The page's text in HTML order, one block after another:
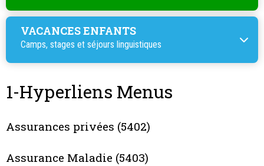
VACANCES ENFANTS
Camps, stages et séjours linguistiques
1-Hyperliens Menus
Assurances privées (5402)
Assurance Maladie (5403)